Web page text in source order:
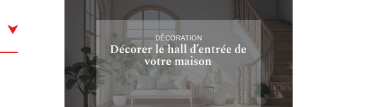
DÉCORATION
Décorer le hall d’entrée de
votre maison